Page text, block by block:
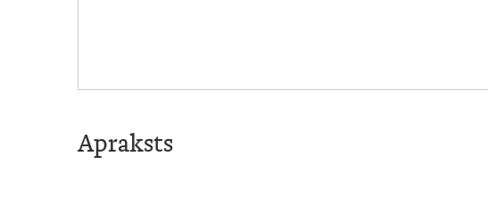
Apraksts